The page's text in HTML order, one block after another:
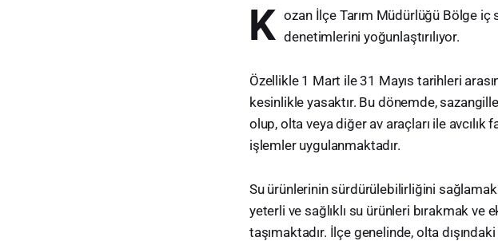
K ozan İlçe Tarım Müdürlüğü Bölge iç
denetimlerini yoğunlaştırılıyor.
Özellikle 1 Mart ile 31 Mayıs tarihleri
kesinlikle yasaktır. Bu dönemde,
olup, olta veya diğer av araçları ile
işlemler uygulanmaktadır.
Su ürünlerinin sürdürülebilirliğini
yeterli ve sağlıklı su ürünleri bırakmak
taşımaktadır. İlçe genelinde, olta